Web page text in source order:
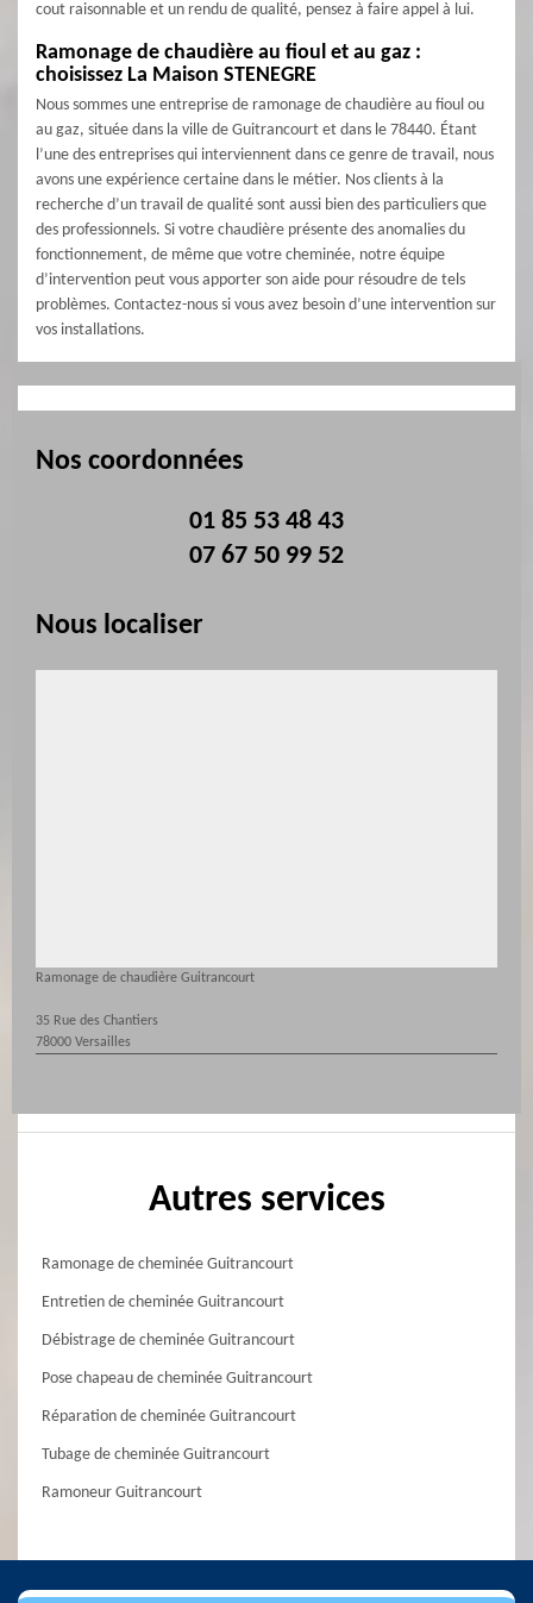
cout raisonnable et un rendu de qualité, pensez à faire appel à lui.
Ramonage de chaudière au fioul et au gaz :
choisissez La Maison STENEGRE
Nous sommes une entreprise de ramonage de chaudière au fioul ou
au gaz, située dans la ville de Guitrancourt et dans le 78440. Étant
l’une des entreprises qui interviennent dans ce genre de travail, nous
avons une expérience certaine dans le métier. Nos clients à la
recherche d’un travail de qualité sont aussi bien des particuliers que
des professionnels. Si votre chaudière présente des anomalies du
fonctionnement, de même que votre cheminée, notre équipe
d’intervention peut vous apporter son aide pour résoudre de tels
problèmes. Contactez-nous si vous avez besoin d’une intervention sur
vos installations.
Nos coordonnées
01 85 53 48 43
07 67 50 99 52
Nous localiser
Ramonage de chaudière Guitrancourt
35 Rue des Chantiers
78000 Versailles
Autres services
Ramonage de cheminée Guitrancourt
Entretien de cheminée Guitrancourt
Débistrage de cheminée Guitrancourt
Pose chapeau de cheminée Guitrancourt
Réparation de cheminée Guitrancourt
Tubage de cheminée Guitrancourt
Ramoneur Guitrancourt